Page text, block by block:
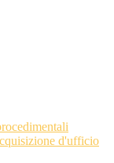
d'ufficio